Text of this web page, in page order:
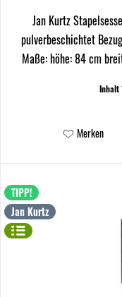
Jan Kurtz
pulverbeschichtet
Maße: höhe: 84 cm
Inhalt
Merken
TIPP!
Jan Kurtz